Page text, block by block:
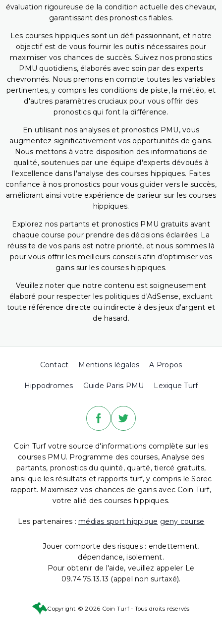
évaluation rigoureuse de la condition actuelle des chevaux,
garantissant des pronostics fiables.
Les courses hippiques sont un défi passionnant, et notre
objectif est de vous fournir les outils nécessaires pour
maximiser vos chances de succès. Suivez nos pronostics
PMU quotidiens, élaborés avec soin par des experts
chevronnés. Nous prenons en compte toutes les variables
pertinentes, y compris les conditions de piste, la météo, et
d'autres paramètres cruciaux pour vous offrir des
pronostics qui font la différence.
En utilisant nos analyses et pronostics PMU, vous
augmentez significativement vos opportunités de gains.
Nous mettons à votre disposition des informations de
qualité, soutenues par une équipe d'experts dévoués à
l'excellence dans l'analyse des courses hippiques. Faites
confiance à nos pronostics pour vous guider vers le succès,
améliorant ainsi votre expérience de parieur sur les courses
hippiques.
Explorez nos partants et pronostics PMU gratuits avant
chaque course pour prendre des décisions éclairées. La
réussite de vos paris est notre priorité, et nous sommes là
pour vous offrir les meilleurs conseils afin d'optimiser vos
gains sur les courses hippiques.
Veuillez noter que notre contenu est soigneusement
élaboré pour respecter les politiques d'AdSense, excluant
toute référence directe ou indirecte à des jeux d'argent et
de hasard.
Contact Mentions légales A Propos
Hippodromes Guide Paris PMU Lexique Turf
Coin Turf votre source d'informations complète sur les
courses PMU. Programme des courses, Analyse des
partants, pronostics du quinté, quarté, tiercé gratuits,
ainsi que les résultats et rapports turf, y compris le Sorec
rapport. Maximisez vos chances de gains avec Coin Turf,
votre allié des courses hippiques.
Les partenaires : médias sport hippique geny course
Jouer comporte des risques : endettement,
dépendance, isolement.
Pour obtenir de l'aide, veuillez appeler Le
09.74.75.13.13 (appel non surtaxé).
Copyright © 2026 Coin Turf - Tous droits réservés